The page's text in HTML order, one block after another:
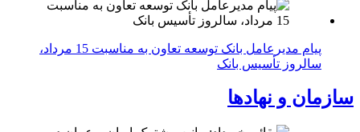
پیام مدیرعامل بانک توسعه تعاون به مناسبت 15 مرداد،
سالروز تأسیس بانک
سازمان و نهادها